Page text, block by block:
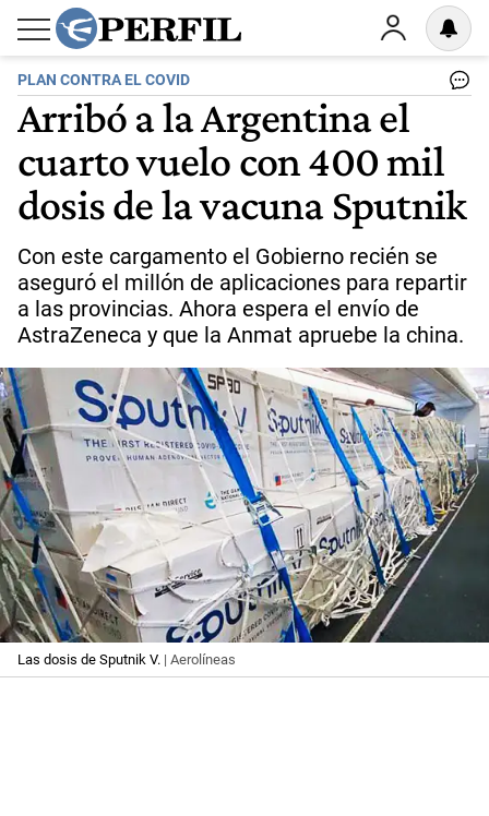
PLAN CONTRA EL COVID
Arribó a la Argentina el
cuarto vuelo con 400 mil
dosis de la vacuna Sputnik
Con este cargamento el Gobierno recién se
aseguró el millón de aplicaciones para repartir
a las provincias. Ahora espera el envío de
AstraZeneca y que la Anmat apruebe la china.
Las dosis de Sputnik V. | Aerolíneas